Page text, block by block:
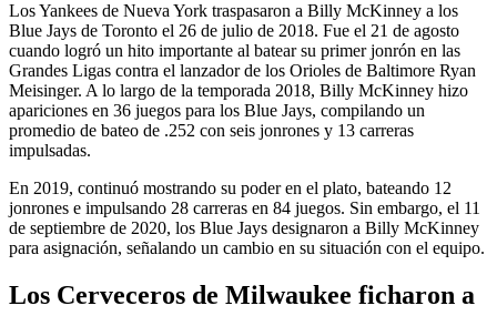
Los Yankees de Nueva York traspasaron a Billy McKinney a los
Blue Jays de Toronto el 26 de julio de 2018. Fue el 21 de agosto
cuando logró un hito importante al batear su primer jonrón en las
Grandes Ligas contra el lanzador de los Orioles de Baltimore Ryan
Meisinger. A lo largo de la temporada 2018, Billy McKinney hizo
apariciones en 36 juegos para los Blue Jays, compilando un
promedio de bateo de .252 con seis jonrones y 13 carreras
impulsadas.
En 2019, continuó mostrando su poder en el plato, bateando 12
jonrones e impulsando 28 carreras en 84 juegos. Sin embargo, el 11
de septiembre de 2020, los Blue Jays designaron a Billy McKinney
para asignación, señalando un cambio en su situación con el equipo.
Los Cerveceros de Milwaukee ficharon a